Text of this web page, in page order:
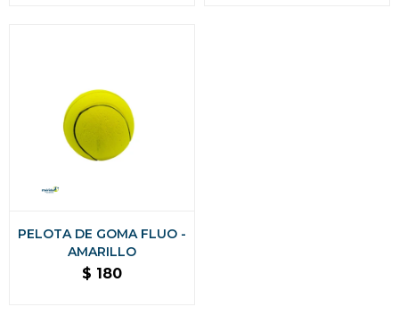
PELOTA DE GOMA FLUO -
AMARILLO
$ 180